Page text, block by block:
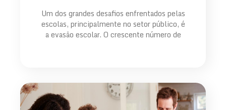
Um dos grandes desafios enfrentados pelas
escolas, principalmente no setor público, é
a evasão escolar. O crescente número de